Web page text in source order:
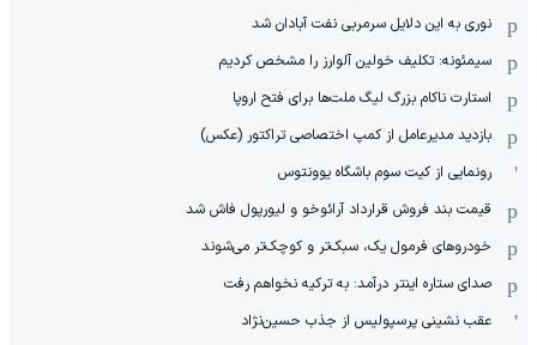
نوری به این دلایل سرمربی نفت آبادان شد
سیمئونه: تکلیف خولین آلوارز را مشخص کردیم
استارت ناکام بزرگ لیگ ملت‌ها برای فتح اروپا
بازدید مدیرعامل از کمپ اختصاصی تراکتور (عکس)
رونمایی از کیت سوم باشگاه یوونتوس
قیمت بند فروش قرارداد آرائوخو و لیورپول فاش شد
خودروهای فرمول یک، سبک‌تر و کوچک‌تر می‌شوند
صدای ستاره اینتر درآمد: به ترکیه نخواهم رفت
عقب نشینی پرسپولیس از جذب حسین‌نژاد